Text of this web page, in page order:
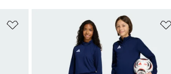
Ajouter à la Liste de produits favoris